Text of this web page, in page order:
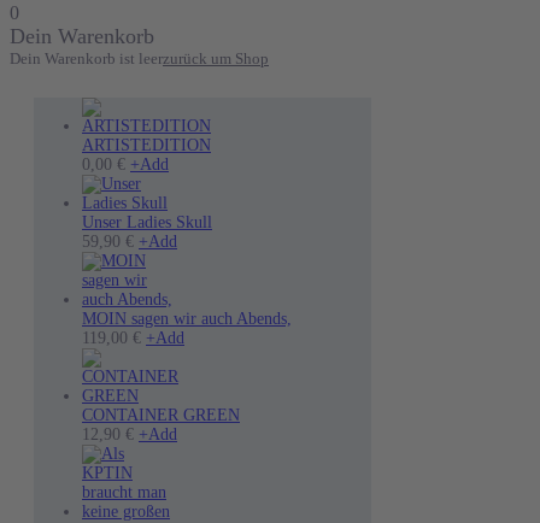
0
Dein Warenkorb
Dein Warenkorb ist leerzurück um Shop
ARTISTEDITION
0,00 € +Add
Unser Ladies Skull
59,90 € +Add
Varianten
auf.
Optionen
auf
MOIN sagen wir auch Abends,
119,00 € +Add
Varianten
CONTAINER GREEN
12,90 € +Add